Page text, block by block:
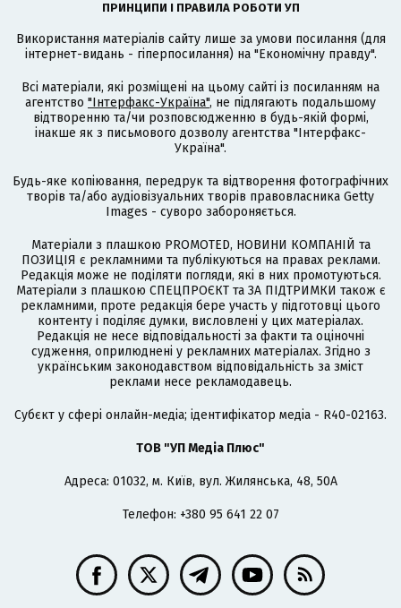
ПРИНЦИПИ І ПРАВИЛА РОБОТИ УП
Використання матеріалів сайту лише за умови посилання (для
інтернет-видань - гіперпосилання) на "Економічну правду".
Всі матеріали, які розміщені на цьому сайті із посиланням на
агентство "Інтерфакс-Україна", не підлягають подальшому
відтворенню та/чи розповсюдженню в будь-якій формі,
інакше як з письмового дозволу агентства "Інтерфакс-
Україна".
Будь-яке копіювання, передрук та відтворення фотографічних
творів та/або аудіовізуальних творів правовласника Getty
Images - суворо забороняється.
Матеріали з плашкою PROMOTED, НОВИНИ КОМПАНІЙ та
ПОЗИЦІЯ є рекламними та публікуються на правах реклами.
Редакція може не поділяти погляди, які в них промотуються.
Матеріали з плашкою СПЕЦПРОЄКТ та ЗА ПІДТРИМКИ також є
рекламними, проте редакція бере участь у підготовці цього
контенту і поділяє думки, висловлені у цих матеріалах.
Редакція не несе відповідальності за факти та оціночні
судження, оприлюднені у рекламних матеріалах. Згідно з
українським законодавством відповідальність за зміст
реклами несе рекламодавець.
Cубєкт у сфері онлайн-медіа; ідентифікатор медіа - R40-02163.
ТОВ "УП Медіа Плюс"
Адреса: 01032, м. Київ, вул. Жилянська, 48, 50А
Телефон: +380 95 641 22 07